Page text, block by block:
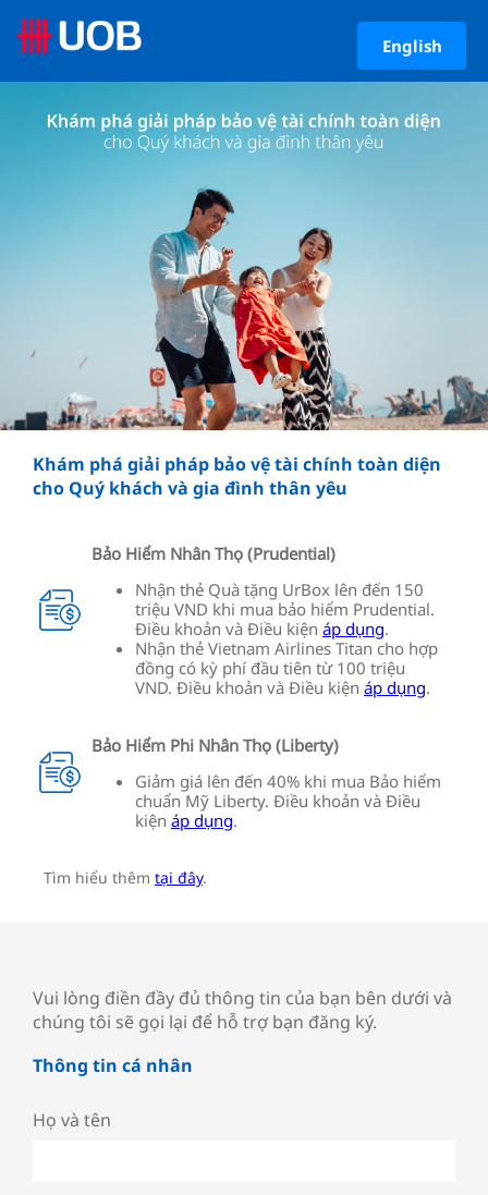
Khám phá giải pháp bảo vệ tài chính toàn diện
cho Quý khách và gia đình thân yêu
Bảo Hiểm Nhân Thọ (Prudential)
Nhận thẻ Quà tặng UrBox lên đến 150
triệu VND khi mua bảo hiểm Prudential.
Điều khoản và Điều kiện áp dụng.
Nhận thẻ Vietnam Airlines Titan cho hợp
đồng có kỳ phí đầu tiên từ 100 triệu
VND. Điều khoản và Điều kiện áp dụng.
Bảo Hiểm Phi Nhân Thọ (Liberty)
Giảm giá lên đến 40% khi mua Bảo hiểm
chuẩn Mỹ Liberty. Điều khoản và Điều
kiện áp dụng.
Tìm hiểu thêm tại đây.
English
Vui lòng điền đầy đủ thông tin của bạn bên dưới và
chúng tôi sẽ gọi lại để hỗ trợ bạn đăng ký.
Thông tin cá nhân
Họ và tên